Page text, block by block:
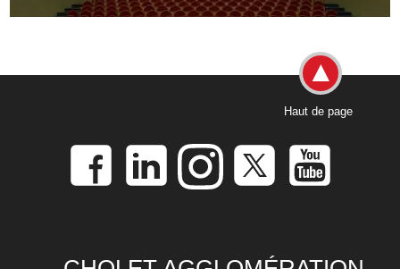
Haut de page